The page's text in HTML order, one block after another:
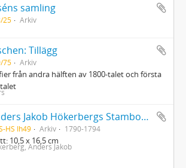
samling
25 Arkiv
Tillägg
75 Arkiv
från andra hälften av 1800-talet och första
Anders Jakob Hökerbergs Stambok: Album amiçorum qvorum familiariori çonsortio uti, dedit fortuna
HS Ih49 Arkiv 1790-1794
10,5 x 16,5 cm
Anders Jakob